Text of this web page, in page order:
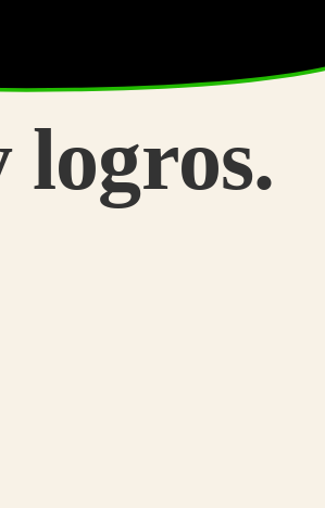
logros.